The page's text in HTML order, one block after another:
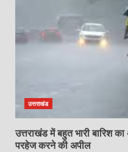
उत्तराखंड
उत्तराखंड में बहुत भारी बारिश
परहेज करने की अपील